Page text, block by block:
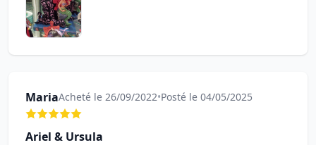
MariaAcheté le 26/09/2022•Posté le 04/05/2025
Ariel & Ursula